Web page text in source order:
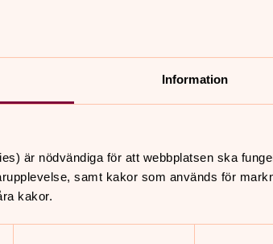
Information
är nödvändiga för att webbplatsen ska
samt kakor som används för
kakor.
församling